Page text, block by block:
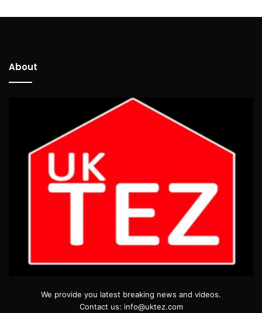
About
We provide you latest breaking news and videos.
Contact us: info@uktez.com